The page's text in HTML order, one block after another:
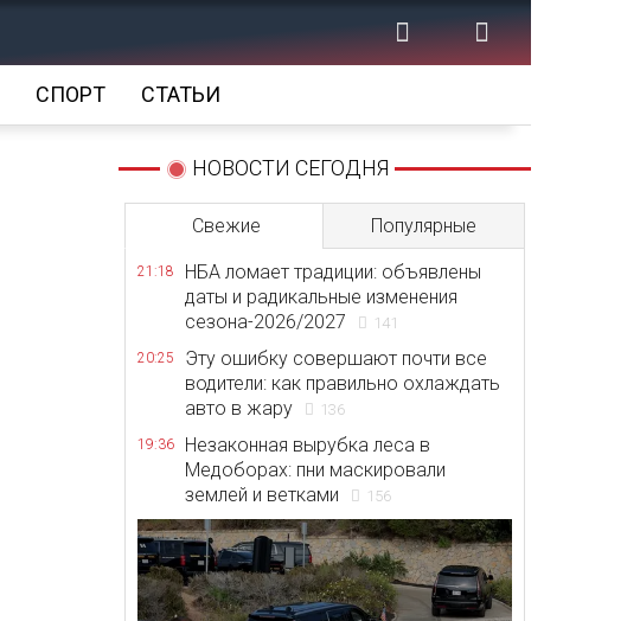
СПОРТ СТАТЬИ
НОВОСТИ СЕГОДНЯ
Свежие Популярные
21:18
НБА ломает традиции: объявлены
даты и радикальные изменения
сезона-2026/2027
141
20:25
Эту ошибку совершают почти все
водители: как правильно охлаждать
авто в жару
136
19:36
Незаконная вырубка леса в
Медоборах: пни маскировали
землей и ветками
156